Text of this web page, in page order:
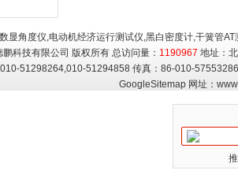
显角度仪,电动机经济运行测试仪,黑白密度计,干簧管
科技有限公司 版权所有 总访问量： 1190967 地址：
51298264,010-51294858 传真：86-010-
GoogleSitemap网址：